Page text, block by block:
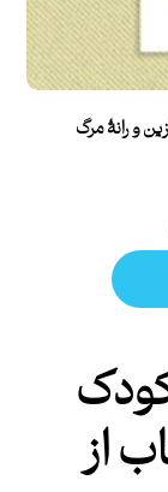
و رانۀ مرگ
از